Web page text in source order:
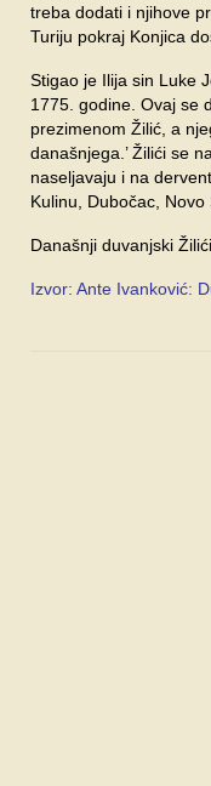
treba dodati i njihove
Turiju pokraj Konjica
Stigao je Ilija sin Luke
1775. godine. Ovaj se
prezimenom Žilić, a
današnjega.’ Žilići se
naseljavaju i na
Kulinu, Dubočac, Novo
Današnji duvanjski
Izvor: Ante Ivanković: